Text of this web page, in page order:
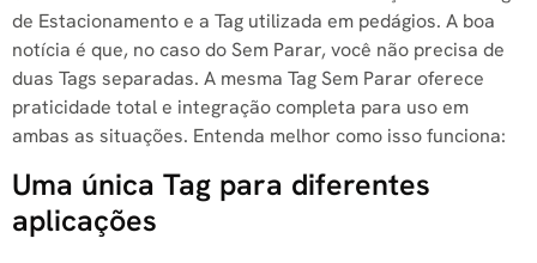
de Estacionamento e a Tag utilizada em pedágios. A boa
notícia é que, no caso do Sem Parar, você não precisa de
duas Tags separadas. A mesma Tag Sem Parar oferece
praticidade total e integração completa para uso em
ambas as situações. Entenda melhor como isso funciona:
Uma única Tag para diferentes
aplicações